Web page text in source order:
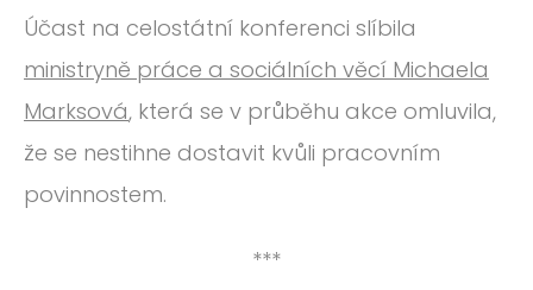
Účast na celostátní konferenci slíbila
ministryně práce a sociálních věcí Michaela
Marksová, která se v průběhu akce omluvila,
že se nestihne dostavit kvůli pracovním
povinnostem.
***